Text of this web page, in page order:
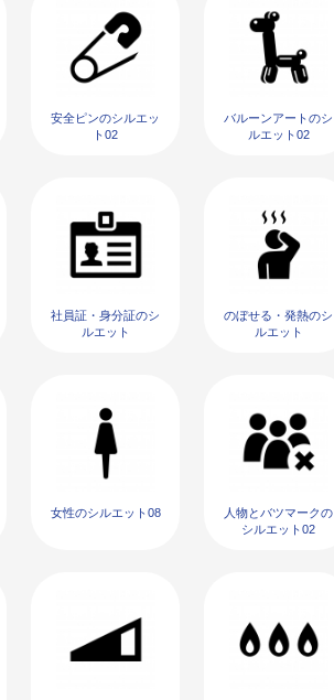
安全ピンのシルエッ
ト02
バルーンアートのシ
ルエット02
社員証・身分証のシ
ルエット
のぼせる・発熱のシ
ルエット
女性のシルエット08
人物とバツマークの
シルエット02